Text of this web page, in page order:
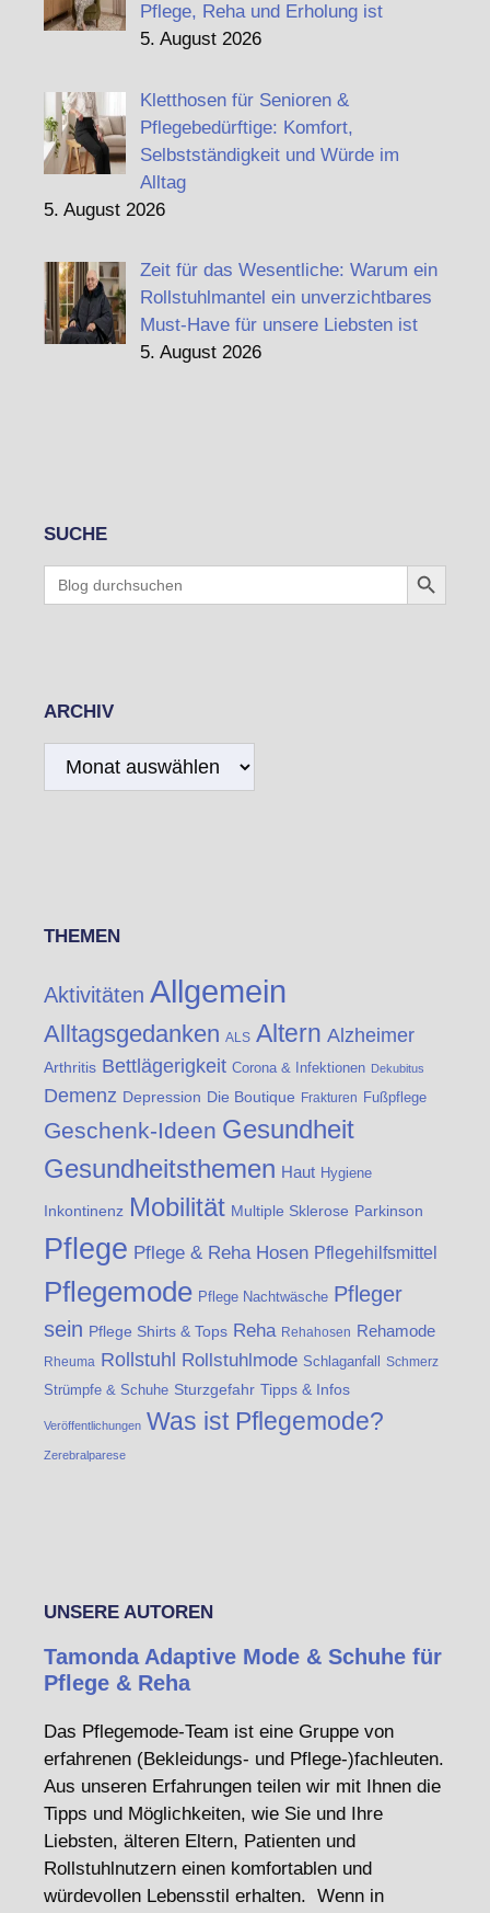
Pflege, Reha und Erholung ist
5. August 2026
Kletthosen für Senioren &
Pflegebedürftige: Komfort,
Selbstständigkeit und Würde im
Alltag
5. August 2026
Zeit für das Wesentliche: Warum ein
Rollstuhlmantel ein unverzichtbares
Must-Have für unsere Liebsten ist
5. August 2026
SUCHE
Search
for:
Search Button
ARCHIV
THEMEN
Aktivitäten Allgemein
Alltagsgedanken ALS Altern Alzheimer
Arthritis Bettlägerigkeit Corona & Infektionen Dekubitus
Demenz Depression Die Boutique Frakturen Fußpflege
Geschenk-Ideen Gesundheit
Gesundheitsthemen Haut Hygiene
Inkontinenz Mobilität Multiple Sklerose Parkinson
Pflege Pflege & Reha Hosen Pflegehilfsmittel
Pflegemode Pflege Nachtwäsche Pfleger
sein Pflege Shirts & Tops Reha Rehahosen Rehamode
Rheuma Rollstuhl Rollstuhlmode Schlaganfall Schmerz
Strümpfe & Schuhe Sturzgefahr Tipps & Infos
Veröffentlichungen Was ist Pflegemode?
Zerebralparese
UNSERE AUTOREN
Tamonda Adaptive Mode & Schuhe für
Pflege & Reha
Das Pflegemode-Team ist eine Gruppe von
erfahrenen (Bekleidungs- und Pflege-)fachleuten.
Aus unseren Erfahrungen teilen wir mit Ihnen die
Tipps und Möglichkeiten, wie Sie und Ihre
Liebsten, älteren Eltern, Patienten und
Rollstuhlnutzern einen komfortablen und
würdevollen Lebensstil erhalten. Wenn in